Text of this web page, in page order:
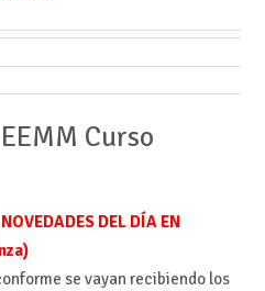
Curso
NOVEDADES DEL DÍA EN
se vayan recibiendo los